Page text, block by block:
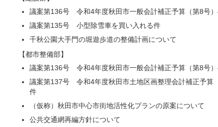
議案第136号 令和4年度秋田市一般会計補正予算（第8号
議案第135号 小型除雪車を買い入れる件
千秋公園大手門の堀遊歩道の整備計画について
【都市整備部】
議案第136号 令和4年度秋田市一般会計補正予算（第8号
議案第137号 令和4年度秋田市土地区画整理会計補正予算
件
（仮称）秋田市中心市街地活性化プランの原案について
公共交通網再編方針について